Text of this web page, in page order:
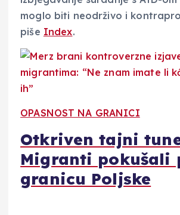
moglo biti neodrživo i
piše Index.
OPASNOST NA GRANICI
Otkriven tajni
Migranti pokušali
granicu Poljske